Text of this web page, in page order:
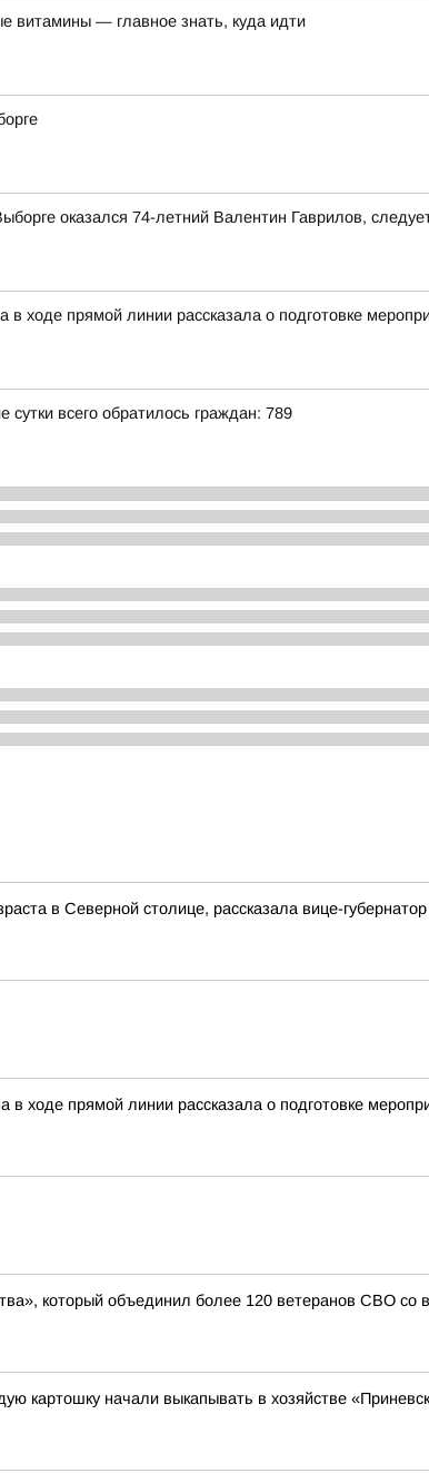
витамины — главное знать, куда идти
оказался 74-летний Валентин Гаврилов,
ходе прямой линии рассказала о подготовке
всего обратилось граждан: 789
в Северной столице, рассказала вице-
в ходе прямой линии рассказала о подготовке
который объединил более 120 ветеранов СВО со
картошку начали выкапывать в хозяйстве